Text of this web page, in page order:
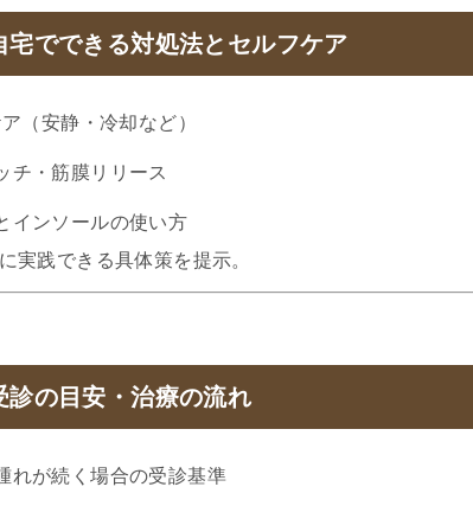
でできる対処法とセルフケア
（安静・冷却など）
チ・筋膜リリース
インソールの使い方
実践できる具体策を提示。
の目安・治療の流れ
れが続く場合の受診基準